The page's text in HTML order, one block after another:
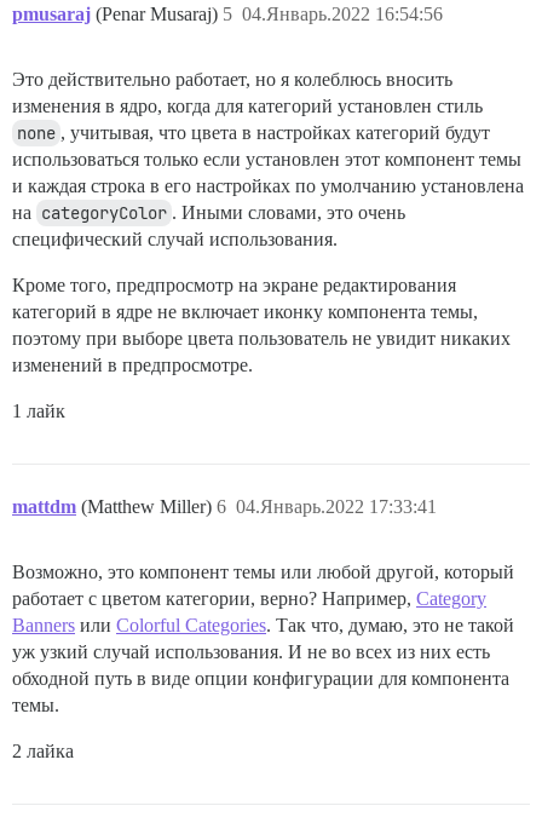
pmusaraj (Penar Musaraj) 04.Январь.2022 16:54:56
5
Это действительно работает, но я колеблюсь вносить
изменения в ядро, когда для категорий установлен стиль
none , учитывая, что цвета в настройках категорий будут
использоваться только если установлен этот компонент темы
и каждая строка в его настройках по умолчанию установлена
на categoryColor . Иными словами, это очень
специфический случай использования.
Кроме того, предпросмотр на экране редактирования
категорий в ядре не включает иконку компонента темы,
поэтому при выборе цвета пользователь не увидит никаких
изменений в предпросмотре.
1 лайк
mattdm (Matthew Miller) 04.Январь.2022 17:33:41
6
Возможно, это компонент темы или любой другой, который
работает с цветом категории, верно? Например, Category
Banners или Colorful Categories. Так что, думаю, это не такой
уж узкий случай использования. И не во всех из них есть
обходной путь в виде опции конфигурации для компонента
темы.
2 лайка